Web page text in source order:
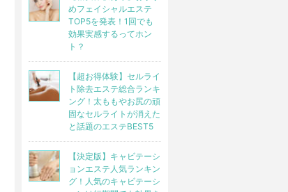
めフェイシャルエステ
TOP5を発表！1回でも
効果実感するってホン
ト？
【超お得体験】セルライ
ト除去エステ総合ランキ
ング！太ももやお尻の頑
固なセルライトが消えた
と話題のエステBEST5
【決定版】キャビテーシ
ョンエステ人気ランキン
グ！人気のキャビテーシ